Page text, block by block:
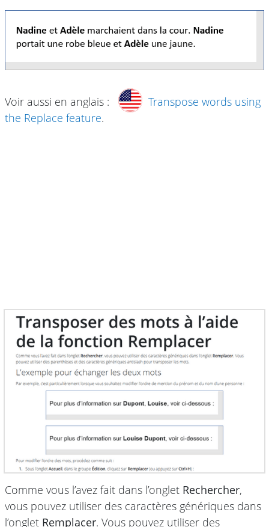
Voir aussi en anglais :
Transpose words using
the Replace feature.
Comme vous l’avez fait dans l’onglet Rechercher,
vous pouvez utiliser des caractères génériques dans
l’onglet Remplacer. Vous pouvez utiliser des